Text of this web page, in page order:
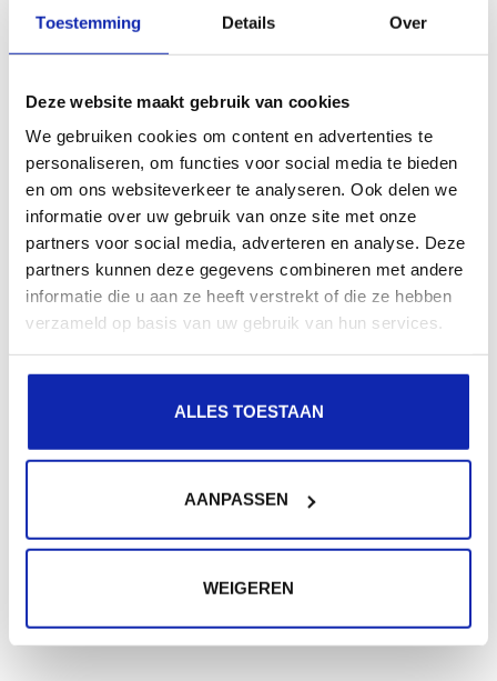
Toestemming Details Over
Deze website maakt gebruik van cookies
We gebruiken cookies om content en advertenties te
personaliseren, om functies voor social media te bieden
en om ons websiteverkeer te analyseren. Ook delen we
informatie over uw gebruik van onze site met onze
partners voor social media, adverteren en analyse. Deze
partners kunnen deze gegevens combineren met andere
informatie die u aan ze heeft verstrekt of die ze hebben
verzameld op basis van uw gebruik van hun services.
ALLES TOESTAAN
AANPASSEN
WEIGEREN
les moteurs de recherche, d'une présence
géographique et d'une meilleure présence dans les
Enregistrez votre nom de domaine